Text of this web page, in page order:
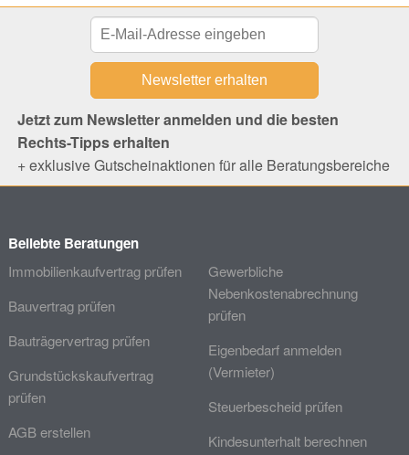
Jetzt zum Newsletter anmelden und die besten
Rechts-Tipps erhalten
+ exklusive Gutscheinaktionen für alle Beratungsbereiche
Beliebte Beratungen
Immobilienkaufvertrag prüfen
Bauvertrag prüfen
Bauträgervertrag prüfen
Grundstückskaufvertrag
prüfen
AGB erstellen
Gewerbliche
Nebenkostenabrechnung
prüfen
Eigenbedarf anmelden
(Vermieter)
Steuerbescheid prüfen
Kindesunterhalt berechnen